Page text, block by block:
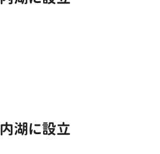
内湖に設立